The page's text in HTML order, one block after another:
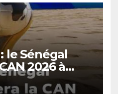
le Sénégal
2026 à